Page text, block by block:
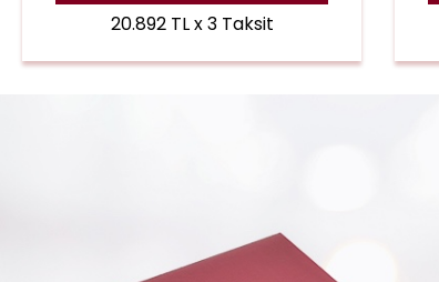
20.892 TL x 3 Taksit